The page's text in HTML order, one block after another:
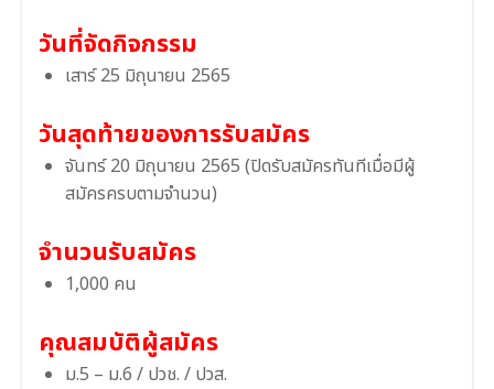
วันที่จัดกิจกรรม
เสาร์ 25 มิถุนายน 2565
วันสุดท้ายของการรับสมัคร
จันทร์ 20 มิถุนายน 2565 (ปิดรับสมัครทันทีเมื่อมีผู้
สมัครครบตามจำนวน)
จำนวนรับสมัคร
1,000 คน
คุณสมบัติผู้สมัคร
ม.5 – ม.6 / ปวช. / ปวส.